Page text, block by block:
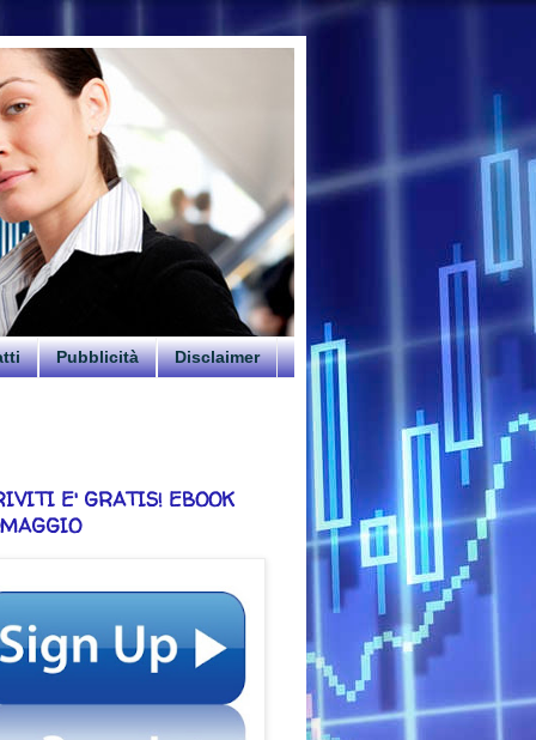
Pubblicità Disclaimer
E' GRATIS! EBOOK